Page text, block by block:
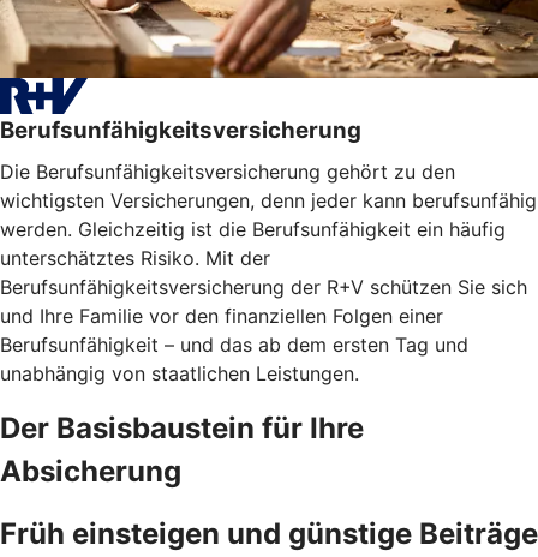
Berufsunfähigkeitsversicherung
Die Berufsunfähigkeitsversicherung gehört zu den
wichtigsten Versicherungen, denn jeder kann berufsunfähig
werden. Gleichzeitig ist die Berufsunfähigkeit ein häufig
unterschätztes Risiko. Mit der
Berufsunfähigkeitsversicherung der R+V schützen Sie sich
und Ihre Familie vor den finanziellen Folgen einer
Berufsunfähigkeit – und das ab dem ersten Tag und
unabhängig von staatlichen Leistungen.
Der Basisbaustein für Ihre
Absicherung
Früh einsteigen und günstige Beiträge